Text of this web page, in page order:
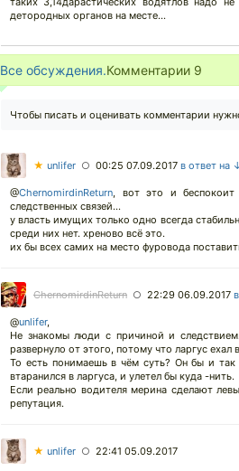
детородных органов на месте...
Все обсуждения.Комментарии 9
Чтобы писать и оценивать комментарии
★ unlifer ○ 00:25 07.09.2017 в ответ на
@ChernomirdinReturn, вот это и
следственных связей...
у власть имущих только одно всегда
среди них нет. хреново всё это.
их бы всех самих на место фуровода
ChernomirdinReturn ○ 22:29 06.09.2017
@unlifer,
Не знакомы люди с причиной и
развернуло от этого, потому что ларгус ехал
То есть понимаешь в чём суть? Он бы и
втаранился в ларгуса, и улетел бы куда -нить.
Если реально водителя мерина сделают
репутация.
★ unlifer ○ 22:41 05.09.2017